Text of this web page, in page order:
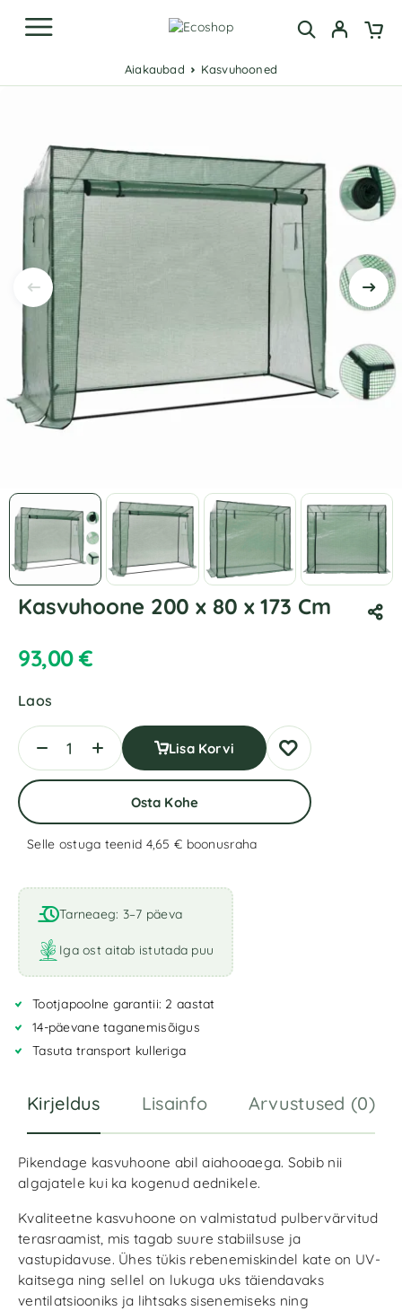
Aiakaubad Kasvuhooned
Kasvuhoone 200 x 80 x 173 Cm
93,00€
Laos
Lisa Korvi
Osta Kohe
Selle ostuga teenid 4,65 € boonusraha
l
t
e
r
n
t
i
Tarneaeg: 3–7 päeva
Iga ost aitab istutada puu
Tootjapoolne garantii: 2 aastat
14-päevane taganemisõigus
Tasuta transport kulleriga
Kirjeldus Lisainfo Arvustused (0)
Pikendage kasvuhoone abil aiahooaega. Sobib nii
algajatele kui ka kogenud aednikele.
Kvaliteetne kasvuhoone on valmistatud pulbervärvitud
terasraamist, mis tagab suure stabiilsuse ja
vastupidavuse. Ühes tükis rebenemiskindel kate on UV-
kaitsega ning sellel on lukuga uks täiendavaks
ventilatsiooniks ja lihtsaks sisenemiseks ning